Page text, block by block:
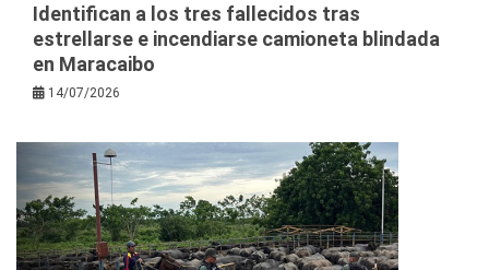
Identifican a los tres fallecidos tras
estrellarse e incendiarse camioneta blindada
en Maracaibo
14/07/2026